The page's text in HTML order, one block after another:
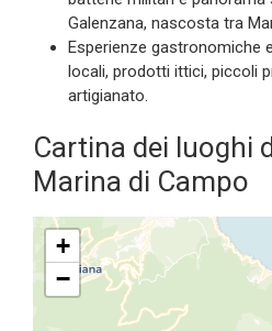
Galenzana, nascosta tra
Esperienze gastronomiche
locali, prodotti ittici, piccoli
artigianato.
Cartina dei luoghi
Marina di Campo
+
−